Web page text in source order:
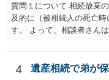
質問１について 相続放棄
及的に（被相続人の死亡
す。 よって、相談者さん
理証明を家庭裁判所で取
してください。 質問２に
ば、第１回期日は出席す
4 遺産相続で弟が